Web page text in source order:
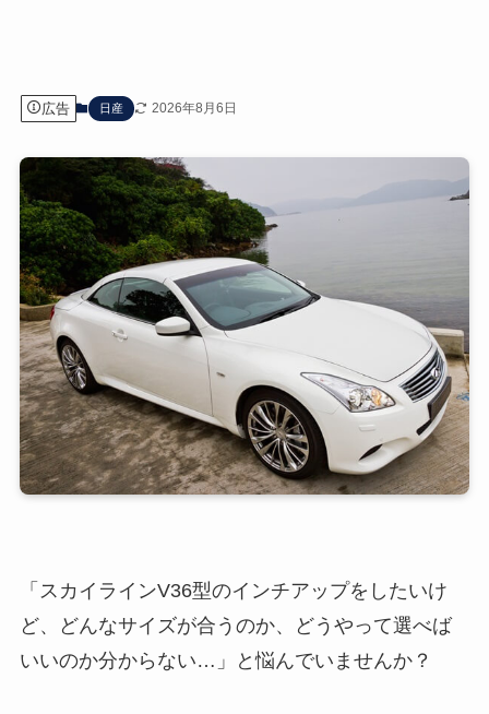
広告 日産 2026年8月6日
「スカイラインV36型のインチアップをしたいけ
ど、どんなサイズが合うのか、どうやって選べば
いいのか分からない…」と悩んでいませんか？